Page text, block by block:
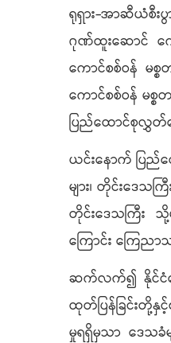
ရုရှား-အာဆီယံစီး
ဂုဏ်ထူးဆောင် ကေ
ကောင်စစ်ဝန် မစ္
ကောင်စစ်ဝန် မစ္
ပြည်ထောင်စုလွှတ်
ယင်းနောက် ပြည်
များ၊ တိုင်းဒေသ
တိုင်းဒေသကြီး သို့
ကြောင်း ကြေည
ဆက်လက်၍ နိုင်ငံတ
ထုတ်ပြန်ခြင်းတို့နှ
မှုရရှိမှသာ ဒေသခံမ